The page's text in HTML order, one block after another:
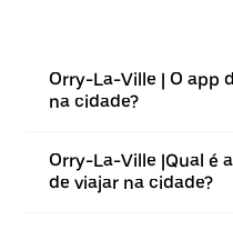
Orry-La-Ville | O app
na cidade?
Orry-La-Ville |⁠Qual é
de viajar na cidade?